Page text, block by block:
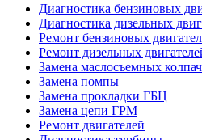
Диагностика бензиновых
Диагностика дизельных
Ремонт бензиновых
Ремонт дизельных
Замена маслосъемных
Замена помпы
Замена прокладки ГБЦ
Замена цепи ГРМ
Ремонт двигателей